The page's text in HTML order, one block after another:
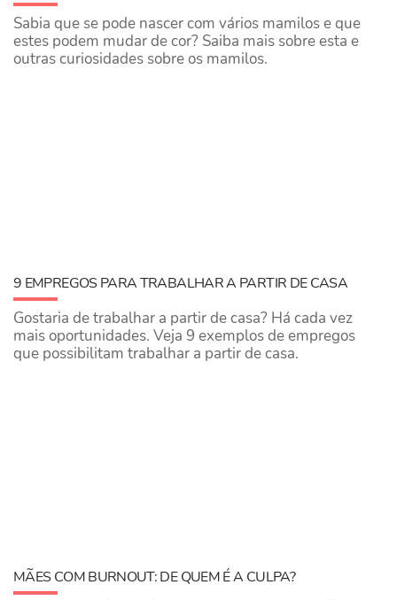
Sabia que se pode nascer com vários mamilos e que
estes podem mudar de cor? Saiba mais sobre esta e
outras curiosidades sobre os mamilos.
9 EMPREGOS PARA TRABALHAR A PARTIR DE CASA
Gostaria de trabalhar a partir de casa? Há cada vez
mais oportunidades. Veja 9 exemplos de empregos
que possibilitam trabalhar a partir de casa.
MÃES COM BURNOUT: DE QUEM É A CULPA?